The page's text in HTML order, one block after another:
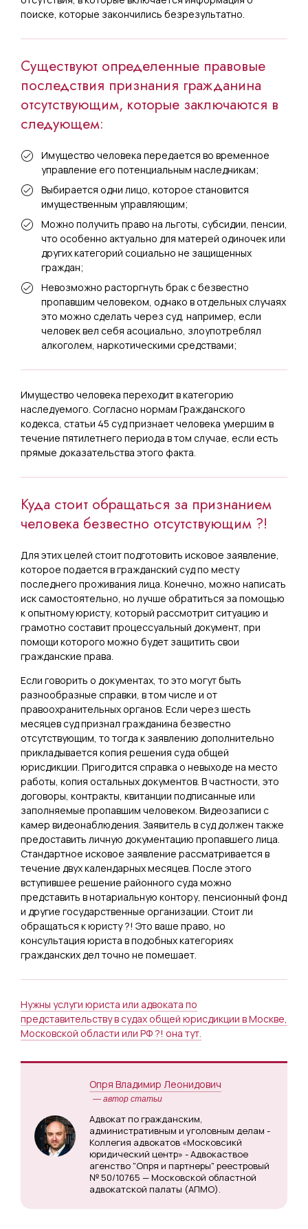
поиске, которые закончились безрезультатно.
Существуют определенные правовые
последствия признания гражданина
отсутствующим, которые заключаются в
следующем:
Имущество человека передается во временное
управление его потенциальным наследникам;
Выбирается одни лицо, которое становится
имущественным управляющим;
Можно получить право на льготы, субсидии, пенсии,
что особенно актуально для матерей одиночек или
других категорий социально не защищенных
граждан;
Невозможно расторгнуть брак с безвестно
пропавшим человеком, однако в отдельных случаях
это можно сделать через суд, например, если
человек вел себя асоциально, злоупотреблял
алкоголем, наркотическими средствами;
Имущество человека переходит в категорию
наследуемого. Согласно нормам Гражданского
кодекса, статьи 45 суд признает человека умершим в
течение пятилетнего периода в том случае, если есть
прямые доказательства этого факта.
Куда стоит обращаться за признанием
человека безвестно отсутствующим ?!
Для этих целей стоит подготовить исковое заявление,
которое подается в гражданский суд по месту
последнего проживания лица. Конечно, можно написать
иск самостоятельно, но лучше обратиться за помощью
к опытному юристу, который рассмотрит ситуацию и
грамотно составит процессуальный документ, при
помощи которого можно будет защитить свои
гражданские права.
Если говорить о документах, то это могут быть
разнообразные справки, в том числе и от
правоохранительных органов. Если через шесть
месяцев суд признал гражданина безвестно
отсутствующим, то тогда к заявлению дополнительно
прикладывается копия решения суда общей
юрисдикции. Пригодится справка о невыходе на место
работы, копия остальных документов. В частности, это
договоры, контракты, квитанции подписанные или
заполняемые пропавшим человеком. Видеозаписи с
камер видеонаблюдения. Заявитель в суд должен также
предоставить личную документацию пропавшего лица.
Стандартное исковое заявление рассматривается в
течение двух календарных месяцев. После этого
вступившее решение районного суда можно
представить в нотариальную контору, пенсионный фонд
и другие государственные организации. Стоит ли
обращаться к юристу ?! Это ваше право, но
консультация юриста в подобных категориях
гражданских дел точно не помешает.
Нужны услуги юриста или адвоката по
представительству в судах общей юрисдикции в Москве,
Московской области или РФ ?! она тут.
Опря Владимир Леонидович
— автор статьи
Адвокат по гражданским,
административным и уголовным делам -
Коллегия адвокатов «Московсикй
юридический центр» - Адвокаствое
агенство "Опря и партнеры" реестровый
№ 50/10765 — Московской областной
адвокатской палаты (АПМО).